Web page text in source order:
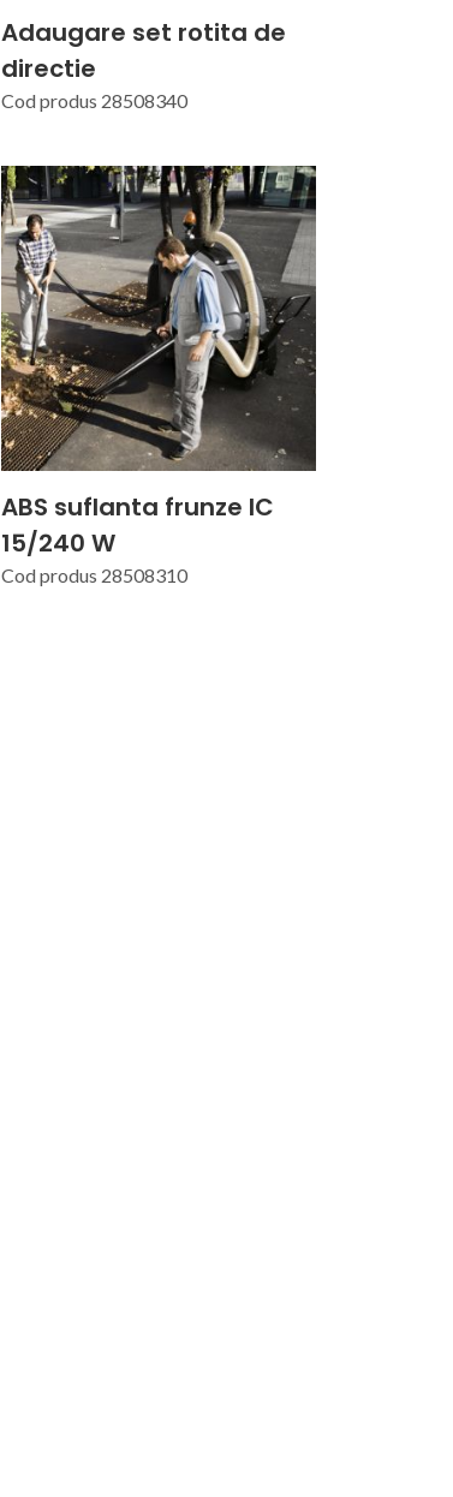
Adaugare set rotita de
directie
Cod produs 28508340
ABS suflanta frunze IC
15/240 W
Cod produs 28508310